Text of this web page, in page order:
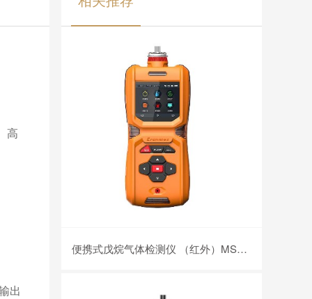
高
出
便携式戊烷气体检测仪 （红外）MS600-C5H12